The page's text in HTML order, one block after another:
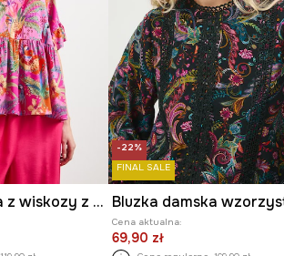
Bluzka damska z wiskozy z falbankami
-22%
FINAL SALE
Cena aktualna:
69,90 zł